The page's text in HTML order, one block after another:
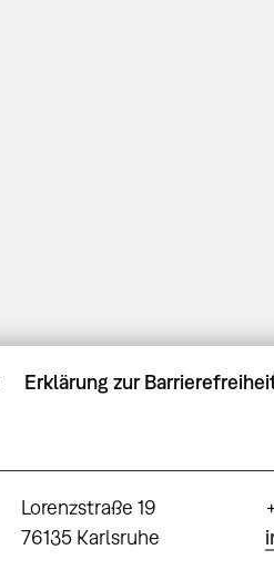
Erklärung zur
Lorenzstraße 19
76135 Karlsruhe